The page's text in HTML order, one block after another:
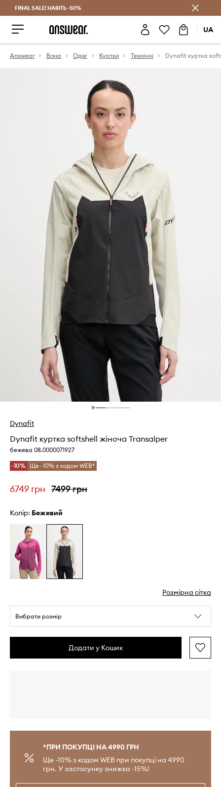
Заощаджуй з Answear Club
FINAL SALE! НАВІТЬ -50%
UA
Answear Вона Одяг Куртки Технічні
Dynafit
Dynafit куртка softshell жіноча Transalper
бежева 08.0000071927
-10% Ще -10% з кодом WEB*
6749 грн 7499 грн
Колір: бежевий
Розмірна сітка
Вибрати розмір
Додати у Кошик
*ПРИ ПОКУПЦІ НА 4990 ГРН
Ще -10% з кодом WEB при покупці на 4990
грн. У застосунку знижка -15%!